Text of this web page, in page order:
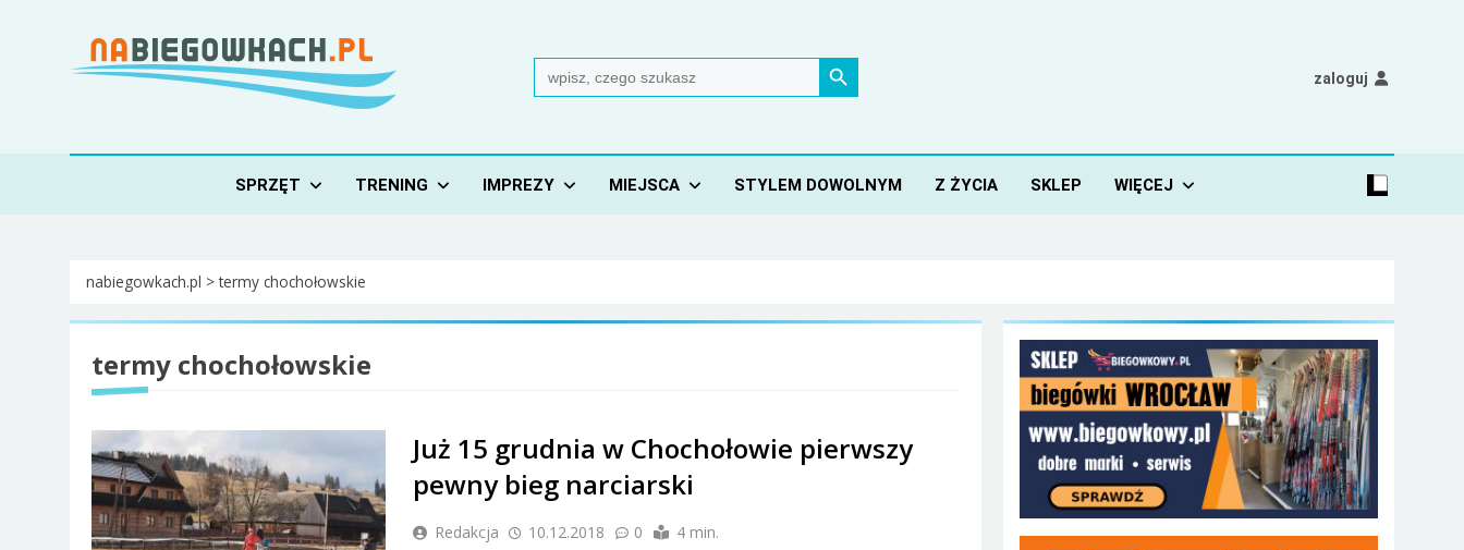
Nabiegowkach.pl
Search
for:
Search Button
zaloguj
SPRZĘT TRENING IMPREZY MIEJSCA STYLEM DOWOLNYM Z ŻYCIA SKLEP WIĘCEJ
nabiegowkach.pl >termy chochołowskie
termy chochołowskie
Już 15 grudnia w Chochołowie pierwszy
pewny bieg narciarski
Redakcja 10.12.2018 0 4 min.